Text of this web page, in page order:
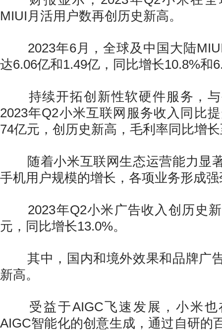
MIUI月活用户数再创历史新高。
2023年6月，全球及中国大陆
达6.06亿和1.49亿，同比增长10.8%和
持续开拓创新性软硬件服务，与
2023年Q2小米互联网服务收入同比
74亿元，创历史新高，毛利率同比增
随着小米互联网生态运营能力显
手机用户规模的增长，各项业务形成
2023年Q2小米广告收入创历史新
元，同比增长13.0%。
其中，国内和境外效果和品牌广
新高。
受益于AIGC飞速发展，小米也
AIGC智能化的创意生成，通过自研的